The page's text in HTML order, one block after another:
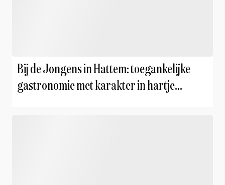
Bij de Jongens in Hattem: toegankelijke
gastronomie met karakter in hartje